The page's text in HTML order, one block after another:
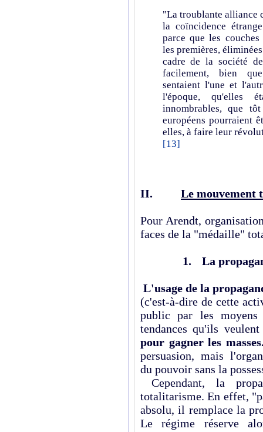
"La troublante alliance
la coïncidence
parce que les
les premières,
cadre de la société
facilement, bien
sentaient l'une et
l'époque, qu'elles
innombrables, que
européens pourraient
elles, à faire leur
[13]
II. Le mouvement
Pour Arendt,
faces de la "médaille"
1. La
L'usage de la
(c'est-à-dire de cette
public par les
tendances qu'ils
pour gagner les
persuasion, mais
du pouvoir sans la
Cependant, la
totalitarisme. En effet,
absolu, il remplace la
Le régime réserve